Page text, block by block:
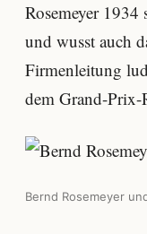
Rosemeyer
und wusst auch
Firmenleitung
dem Grand-Prix-
Bernd Rosemeyer